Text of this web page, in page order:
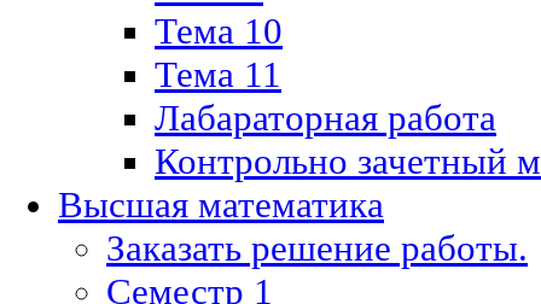
Тема 10
Тема 11
Лабараторная работа
Контрольно зачетный
Высшая математика
Заказать решение работы.
Семестр 1